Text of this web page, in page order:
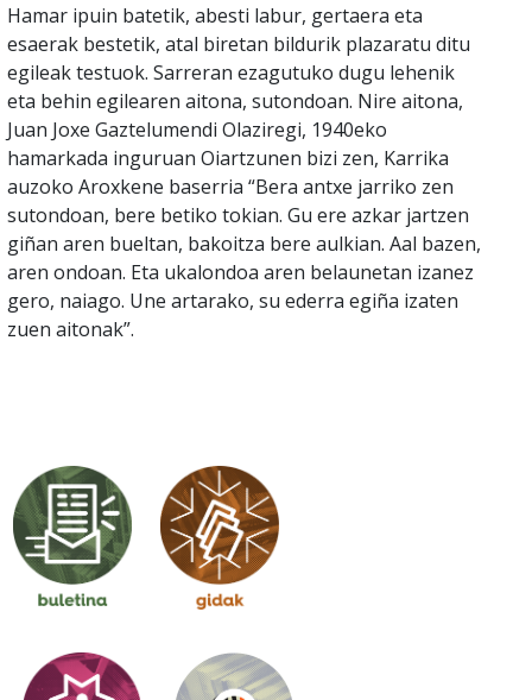
Hamar ipuin batetik, abesti labur, gertaera eta
esaerak bestetik, atal biretan bildurik plazaratu ditu
egileak testuok. Sarreran ezagutuko dugu lehenik
eta behin egilearen aitona, sutondoan. Nire aitona,
Juan Joxe Gaztelumendi Olaziregi, 1940eko
hamarkada inguruan Oiartzunen bizi zen, Karrika
auzoko Aroxkene baserria “Bera antxe jarriko zen
sutondoan, bere betiko tokian. Gu ere azkar jartzen
giñan aren bueltan, bakoitza bere aulkian. Aal bazen,
aren ondoan. Eta ukalondoa aren belaunetan izanez
gero, naiago. Une artarako, su ederra egiña izaten
zuen aitonak”.